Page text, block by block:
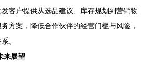
客户提供从选品建议、库存规划到营销物
方案，降低合作伙伴的经营门槛与风险，
。
来展望